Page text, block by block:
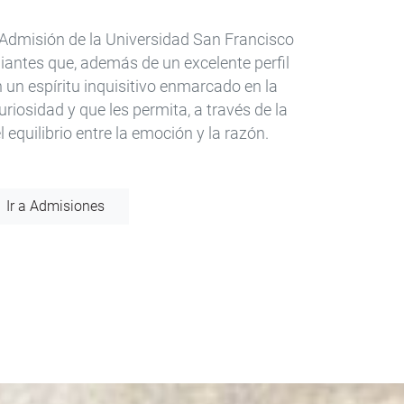
de la Universidad San Francisco
que, además de un excelente perfil
un espíritu inquisitivo enmarcado en la
y que les permita, a través de la
equilibrio entre la emoción y la razón.
Ir a Admisiones